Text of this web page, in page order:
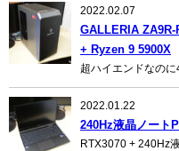
2022.02.07
GALLERIA ZA9R-
+ Ryzen 9 5900X
超ハイエンドなのに
2022.01.22
240Hz液晶ノート
RTX3070 + 240Hz